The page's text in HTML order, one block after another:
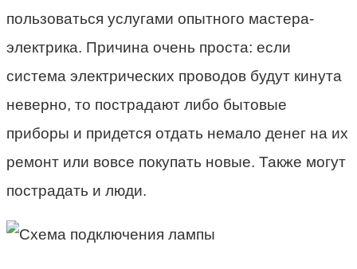
пользоваться услугами опытного мастера-
электрика. Причина очень проста: если
система электрических проводов будут кинута
неверно, то пострадают либо бытовые
приборы и придется отдать немало денег на их
ремонт или вовсе покупать новые. Также могут
пострадать и люди.